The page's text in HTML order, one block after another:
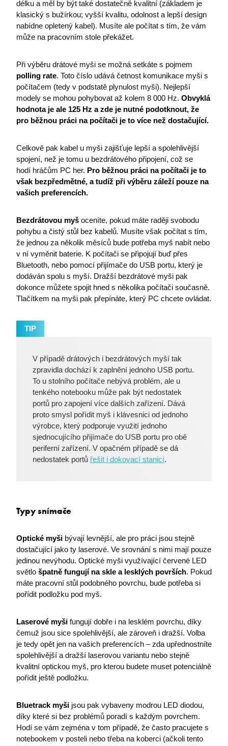
délku a měl by být také dostatečně kvalitní (základem je
klasický s bužírkou; vyšší kvalitu, odolnost a lepší design
nabídne opletený kabel). Musíte ale počítat s tím, že vám
může na pracovním stole překážet.
Při výběru drátové myši se možná setkáte s pojmem
polling rate. Toto číslo udává četnost komunikace myši s
počítačem (tedy v podstatě plynulost myši). Nejlepší
modely se mohou pohybovat až kolem 8 000 Hz. Obvyklá
hodnota je ale 125 Hz a zde je nutné podotknout, že
pro běžnou práci na počítači je to více než dostačující.
Celkově pak kabel u myši zajišťuje lepší a spolehlivější
spojení, než je tomu u bezdrátového připojení, což se
hodí hráčům PC her. Pro běžnou práci na počítači je to
však bezpředmětné, a tudíž při výběru záleží pouze na
vašich preferencích.
Bezdrátovou myš oceníte, pokud máte raději svobodu
pohybu a čistý stůl bez kabelů. Musíte však počítat s tím,
že jednou za několik měsíců bude potřeba myš nabít nebo
v ní vyměnit baterie. K počítači se připojují buď přes
Bluetooth, nebo pomocí přijímače do USB portu, který je
dodáván spolu s myší. Dražší bezdrátové myši pak
dokonce můžete spojit hned s několika počítači současně.
Tlačítkem na myši pak přepínáte, který PC chcete ovládat.
TIP
V případě drátových i bezdrátových myší tak
zpravidla dochází k zaplnění jednoho USB portu.
To u stolního počítače nebývá problém, ale u
tenkého notebooku může pak být nedostatek
portů pro zapojení více dalších zařízení. Dává
proto smysl pořídit myš i klávesnici od jednoho
výrobce, který podporuje využití jednoho
sjednocujícího přijímače do USB portu pro obě
periferní zařízení. V opačném případě se dá
nedostatek portů řešit i dokovací stanicí.
Typy snímače
Optické myši bývají levnější, ale pro práci jsou stejně
dostačující jako ty laserové. Ve srovnání s nimi mají pouze
jedinou nevýhodu. Optické myši využívající červené LED
světlo špatně fungují na skle a lesklých površích. Pokud
máte pracovní stůl podobného povrchu, bude potřeba si
pořídit podložku pod myš.
Laserové myši fungují dobře i na lesklém povrchu, díky
čemuž jsou sice spolehlivější, ale zároveň i dražší. Volba
je tedy opět jen na vašich preferencích – zda upřednostníte
spolehlivější a dražší laserovou variantu nebo stejně
kvalitní optickou myš, pro kterou budete muset potenciálně
pořídit ještě podložku.
Bluetrack myši jsou pak vybaveny modrou LED diodou,
díky které si bez problémů poradí s každým povrchem.
Hodí se vám zejména v tom případě, že často pracujete s
notebookem v posteli nebo třeba na koberci (ačkoli tento